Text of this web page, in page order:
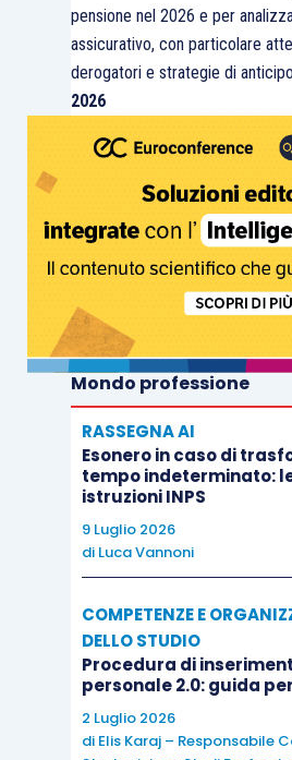
pensione nel 2026 e per
assicurativo, con particolare
derogatori e strategie di
2026
Mondo professione
RASSEGNA AI
Esonero in caso di
tempo indeterminato:
istruzioni INPS
9 Luglio 2026
di Luca Vannoni
COMPETENZE E
DELLO STUDIO
Procedura di
personale 2.0: guida
2 Luglio 2026
di Elis Karaj – Responsabile